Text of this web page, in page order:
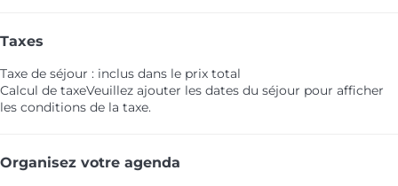
Taxes
Taxe de séjour : inclus dans le prix total
Calcul de taxeVeuillez ajouter les dates du séjour pour afficher
les conditions de la taxe.
Organisez votre agenda